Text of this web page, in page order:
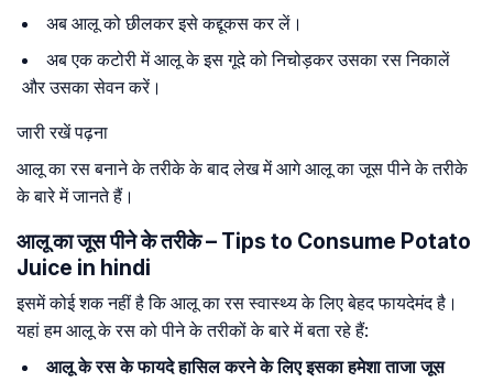
अब आलू को छीलकर इसे कद्दूकस कर लें।
अब एक कटोरी में आलू के इस गूदे को निचोड़कर उसका रस निकालें
और उसका सेवन करें।
जारी रखें पढ़ना
आलू का रस बनाने के तरीके के बाद लेख में आगे आलू का जूस पीने के तरीके
के बारे में जानते हैं।
आलू का जूस पीने के तरीके – Tips to Consume Potato
Juice in hindi
इसमें कोई शक नहीं है कि आलू का रस स्वास्थ्य के लिए बेहद फायदेमंद है।
यहां हम आलू के रस को पीने के तरीकों के बारे में बता रहे हैं:
आलू के रस के फायदे हासिल करने के लिए इसका हमेशा ताजा जूस